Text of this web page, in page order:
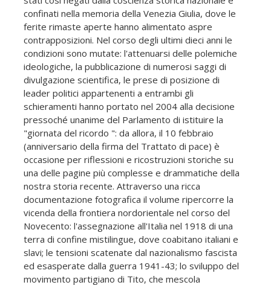
confinati nella memoria della Venezia Giulia, dove le
ferite rimaste aperte hanno alimentato aspre
contrapposizioni. Nel corso degli ultimi dieci anni le
condizioni sono mutate: l'attenuarsi delle polemiche
ideologiche, la pubblicazione di numerosi saggi di
divulgazione scientifica, le prese di posizione di
leader politici appartenenti a entrambi gli
schieramenti hanno portato nel 2004 alla decisione
pressoché unanime del Parlamento di istituire la
"giornata del ricordo ": da allora, il 10 febbraio
(anniversario della firma del Trattato di pace) è
occasione per riflessioni e ricostruzioni storiche su
una delle pagine più complesse e drammatiche della
nostra storia recente. Attraverso una ricca
documentazione fotografica il volume ripercorre la
vicenda della frontiera nordorientale nel corso del
Novecento: l'assegnazione all'Italia nel 1918 di una
terra di confine mistilingue, dove coabitano italiani e
slavi; le tensioni scatenate dal nazionalismo fascista
ed esasperate dalla guerra 1941-43; lo sviluppo del
movimento partigiano di Tito, che mescola